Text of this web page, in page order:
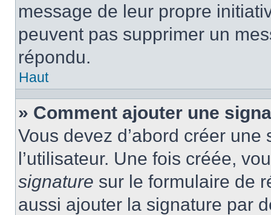
message de leur propre
peuvent pas supprimer un
répondu.
Haut
» Comment ajouter une
Vous devez d’abord créer
l’utilisateur. Une fois créée,
signature sur le formulaire de
aussi ajouter la signature par